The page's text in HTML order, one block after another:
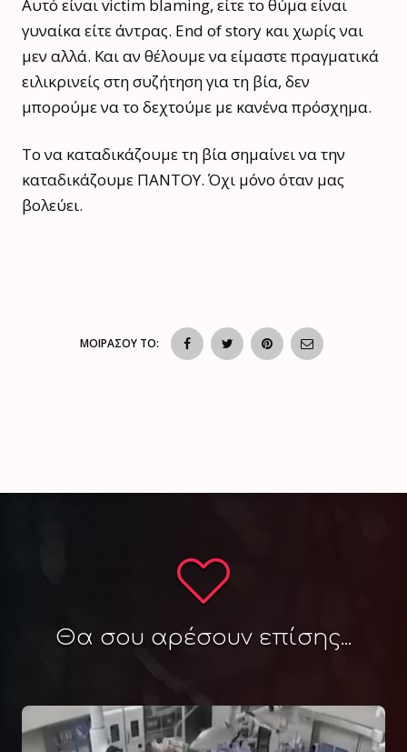
Αυτό είναι victim blaming, είτε το θύμα είναι
γυναίκα είτε άντρας. End of story και χωρίς ναι
μεν αλλά. Και αν θέλουμε να είμαστε πραγματικά
ειλικρινείς στη συζήτηση για τη βία, δεν
μπορούμε να το δεχτούμε με κανένα πρόσχημα.
Το να καταδικάζουμε τη βία σημαίνει να την
καταδικάζουμε ΠΑΝΤΟΥ. Όχι μόνο όταν μας
βολεύει.
ΜΟΙΡΑΣΟΥ ΤΟ:
Θα σου αρέσουν επίσης...